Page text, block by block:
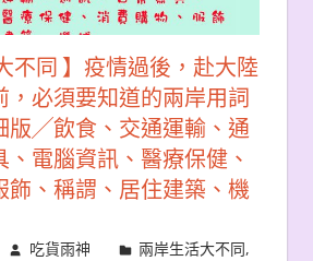
不同 】疫情過後，赴大陸
，必須要知道的兩岸用詞
╱飲食、交通運輸、通
電腦資訊、醫療保健、
飾、稱謂、居住建築、機
吃貨雨神 兩岸生活大不同,